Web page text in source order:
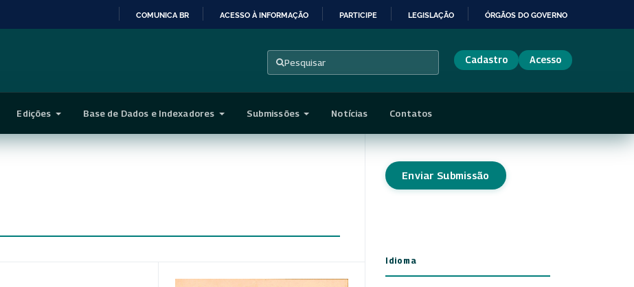
CONTEÚDO
COMUNICA BR ACESSO À INFORMAÇÃO PARTICIPE LEGISLAÇÃO ÓRGÃOS DO GOVERNO
Pesquisar Cadastro Acesso
Edições Base de Dados e Indexadores Submissões Notícias Contatos
Enviar Submissão
Idioma